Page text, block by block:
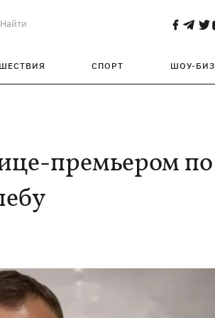
Найти
СПОРТ ШОУ-БИЗ
премьером по